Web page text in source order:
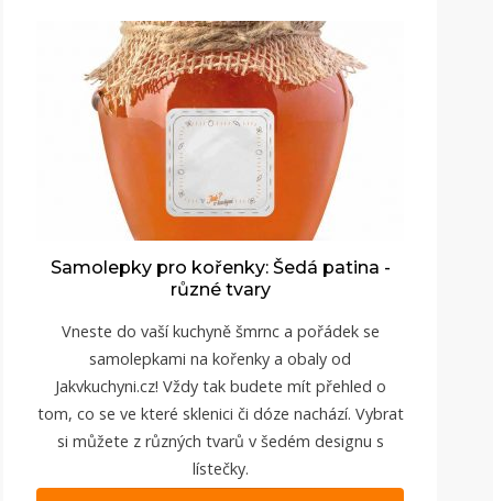
Samolepky pro kořenky: Šedá patina -
různé tvary
Vneste do vaší kuchyně šmrnc a pořádek se
samolepkami na kořenky a obaly od
Jakvkuchyni.cz! Vždy tak budete mít přehled o
tom, co se ve které sklenici či dóze nachází. Vybrat
si můžete z různých tvarů v šedém designu s
lístečky.